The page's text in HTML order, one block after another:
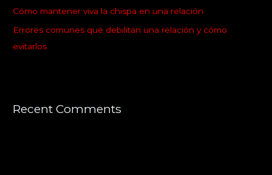
:Cómo mantener viva la chispa en una relación
Errores comunes que debilitan una relación y cómo
evitarlos
Recent Comments